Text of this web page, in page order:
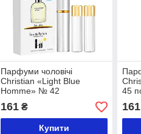
Парфуми чоловічі
Christian «Light Blue
Homme» № 42
подарункові з
атомайзером 3 шт по 12
мл
161₴
Купити
45
161